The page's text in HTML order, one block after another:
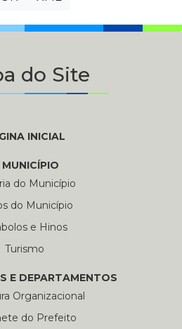
do Site
INICIAL
MUNICÍPIO
do Município
do Município
e Hinos
Turismo
E DEPARTAMENTOS
Organizacional
do Prefeito